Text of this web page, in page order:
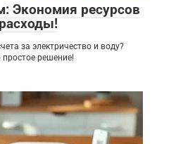
Экономия ресурсов
за электричество и воду?
решение!